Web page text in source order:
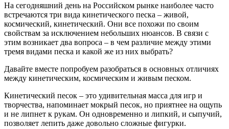
На сегодняшний день на Российском рынке наиболее часто
встречаются три вида кинетического песка – живой,
космический, кинетический. Они все похожи по своим
свойствам за исключением небольших нюансов. В связи с
этим возникает два вопроса – в чем различие между этими
тремя видами песка и какой же из них выбрать?
Давайте вместе попробуем разобраться в основных отличиях
между кинетическим, космическим и живым песком.
Кинетический песок – это удивительная масса для игр и
творчества, напоминает мокрый песок, но приятнее на ощупь
и не липнет к рукам. Он одновременно и липкий, и сыпучий,
позволяет лепить даже довольно сложные фигурки.